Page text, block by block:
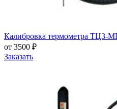
Калибровка термометра ТЦ3-
от 3500 ₽
Заказать